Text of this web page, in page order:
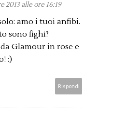
2013 alle ore 16:19
amo i tuoi anfibi.
sono fighi?
Glamour in rose e
:)
Rispondi